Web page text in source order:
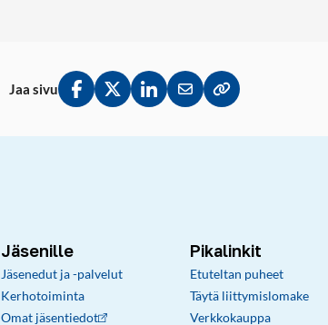
Jaa sivu
Jaa Facebookissa
Jaa Twitterissä
Jaa LinkedInissä
Jaa sähköpostitse
Kopioi linkki
Jäsenille
Jäsenedut ja -palvelut
Kerhotoiminta
Omat jäsentiedot
Pikalinkit
Etuteltan puheet
Täytä liittymislomake
Verkkokauppa